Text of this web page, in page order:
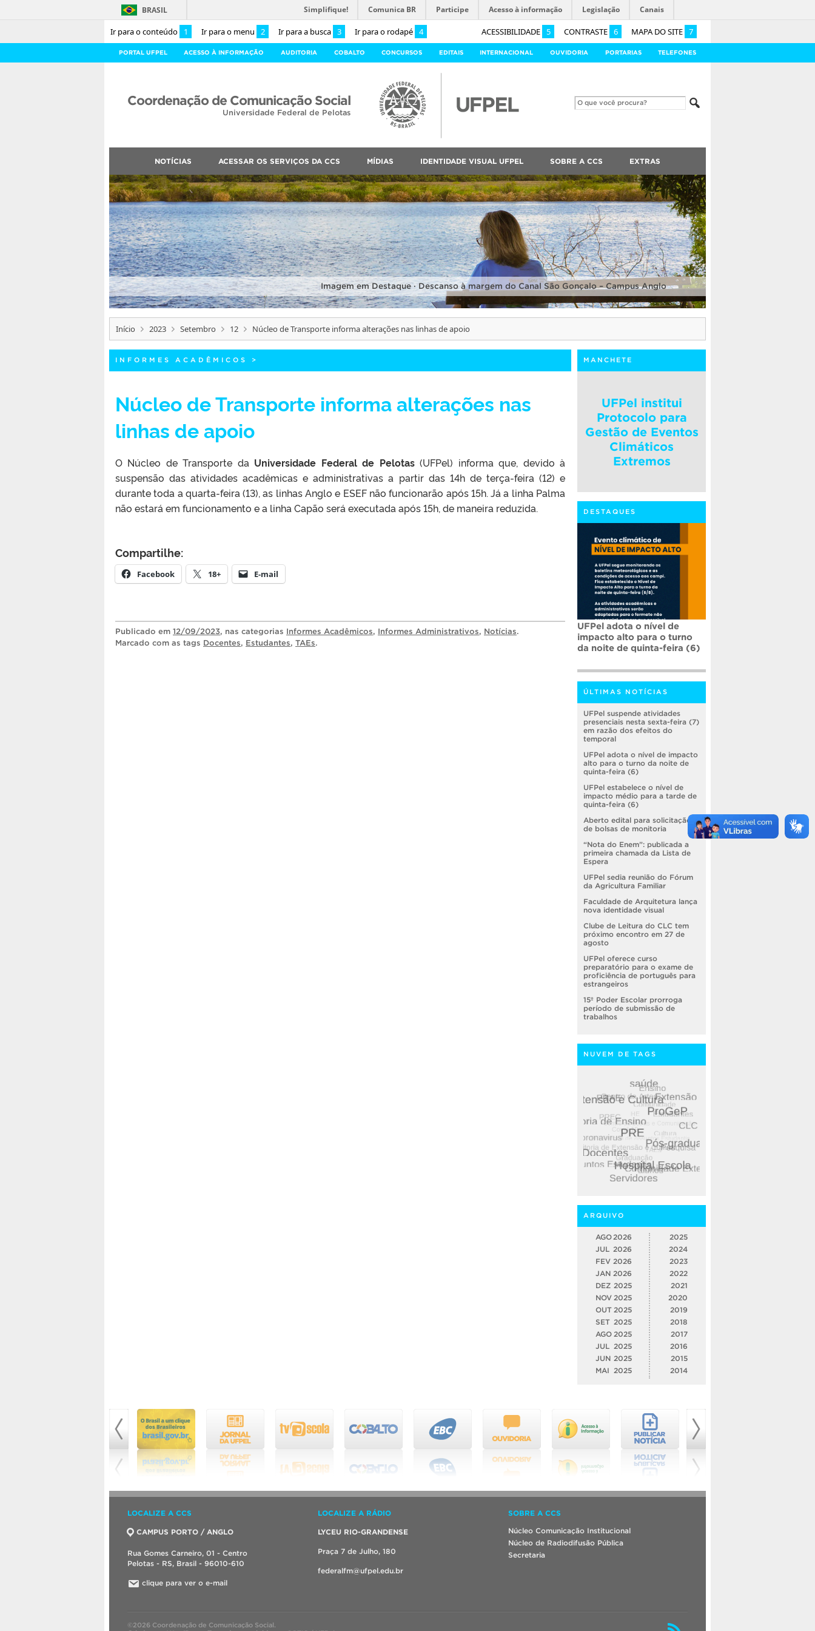
Ir para o conteúdo 1 Ir para o menu 2 Ir para a busca 3 Ir para o rodapé 4 ACESSIBILIDADE 5 CONTRASTE 6 MAPA DO SITE 7
BRASIL Simplifique! Comunica BR Participe Acesso à informação Legislação Canais
PORTAL UFPEL ACESSO À INFORMAÇÃO AUDITORIA COBALTO CONCURSOS EDITAIS INTERNACIONAL OUVIDORIA PORTARIAS TELEFONES
Coordenação de Comunicação Social
Universidade Federal de Pelotas
NOTÍCIAS ACESSAR OS SERVIÇOS DA CCS MÍDIAS IDENTIDADE VISUAL UFPEL SOBRE A CCS EXTRAS
Imagem em Destaque · Descanso à margem do Canal São Gonçalo – Campus Anglo
Início 2023 Setembro 12 Núcleo de Transporte informa alterações nas linhas de apoio
INFORMES ACADÊMICOS >
Núcleo de Transporte informa alterações nas
linhas de apoio
O Núcleo de Transporte da Universidade Federal de Pelotas(UFPel) informa que, devido à
suspensão das atividades acadêmicas e administrativas a partir das 14h de terça-feira (12) e
durante toda a quarta-feira (13), as linhas Anglo e ESEF não funcionarão após 15h. Já a linha Palma
não estará em funcionamento e a linha Capão será executada após 15h, de maneira reduzida.
Compartilhe:
Facebook 18+ E-mail
Publicado em 12/09/2023, nas categorias Informes Acadêmicos, Informes Administrativos, Notícias.
Marcado com as tags Docentes, Estudantes, TAEs.
MANCHETE
UFPel institui
Protocolo para
Gestão de Eventos
Climáticos
Extremos
DESTAQUES
UFPel adota o nível de
impacto alto para o turno
da noite de quinta-feira (6)
ÚLTIMAS NOTÍCIAS
UFPel suspende atividades
presenciais nesta sexta-feira (7)
em razão dos efeitos do
temporal
UFPel adota o nível de impacto
alto para o turno da noite de
quinta-feira (6)
UFPel estabelece o nível de
impacto médio para a tarde de
quinta-feira (6)
Aberto edital para solicitação
de bolsas de monitoria
“Nota do Enem”: publicada a
primeira chamada da Lista de
Espera
UFPel sedia reunião do Fórum
da Agricultura Familiar
Faculdade de Arquitetura lança
nova identidade visual
Clube de Leitura do CLC tem
próximo encontro em 27 de
agosto
UFPel oferece curso
preparatório para o exame de
proficiência de português para
estrangeiros
15º Poder Escolar prorroga
período de submissão de
trabalhos
NUVEM DE TAGS
ARQUIVO
AGO 2026
JUL 2026
FEV 2026
JAN 2026
DEZ 2025
NOV 2025
OUT 2025
SET 2025
AGO 2025
JUL
2025
JUN 2025
MAI
2025
2025
2024
2023
2022
2021
2020
2019
2018
2017
2016
2015
2014
LOCALIZE A CCS
CAMPUS PORTO / ANGLO
Rua Gomes Carneiro, 01 - Centro
Pelotas - RS, Brasil - 96010-610
clique para ver o e-mail
LOCALIZE A RÁDIO
LYCEU RIO-GRANDENSE
Praça 7 de Julho, 180
federalfm@ufpel.edu.br
SOBRE A CCS
Núcleo Comunicação Institucional
Núcleo de Radiodifusão Pública
Secretaria
©2026 Coordenação de Comunicação Social.